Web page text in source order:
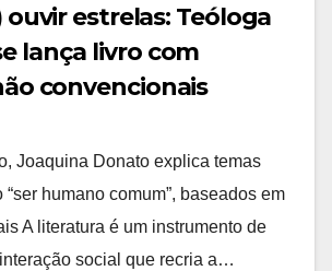
ouvir estrelas: Teóloga
lança livro com
convencionais
Joaquina Donato explica temas
humano comum”, baseados em
A literatura é um instrumento de
social que recria a…